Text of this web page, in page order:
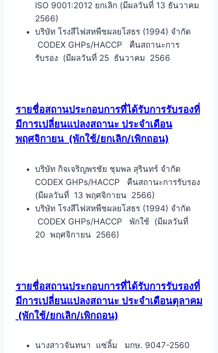
ISO 9001:2012 ยกเลิก (มีผลวันที่ 13 ธันวาคม
2566)
บริษัท โรงสีไฟสหพืชผลยโสธร (1994) จำกัด
CODEX GHPs/HACCP คืนสถานะการ
รับรอง (มีผลวันที่ 25 ธันวาคม 2566
รายชื่อสถานประกอบการที่ได้รับการรับรองที่
มีการเปลี่ยนแปลงสถานะ ประจำเดือน
พฤศจิกายน (พักใช้/ยกเลิก/เพิกถอน)
บริษัท กิจเจริญพรชัย ชุมพล สุรินทร์ จำกัด
CODEX GHPs/HACCP คืนสถานะการรับรอง
(มีผลวันที่ 13 พฤศจิกายน 2566)
บริษัท โรงสีไฟสหพืชผลยโสธร (1994) จำกัด
CODEX GHPs/HACCP พักใช้ (มีผลวันที่
20 พฤศจิกายน 2566)
รายชื่อสถานประกอบการที่ได้รับการรับรองที่
มีการเปลี่ยนแปลงสถานะ ประจำเดือนตุลาคม
(พักใช้/ยกเลิก/เพิกถอน)
นางสาวจันทนา แซ่ลิ้ม มกษ. 9047-2560